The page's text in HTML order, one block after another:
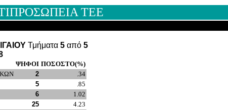
ΤΕΕ
Τμήματα 5 από 5
ΨΗΦΟΙ ΠΟΣΟΣΤΟ(%)
2
.34
5
.85
6
1.02
25
4.23